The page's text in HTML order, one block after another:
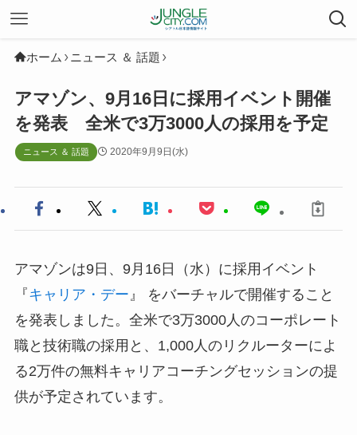
ホーム ニュース ＆ 話題
アマゾン、9月16日に採用イベント開催
を発表 全米で3万3000人の採用を予定
ニュース ＆ 話題 2020年9月9日(水)
アマゾンは9日、9月16日（水）に採用イベント
『キャリア・デー 』 をバーチャルで開催すること
を発表しました。全米で3万3000人のコーポレート
職と技術職の採用と、1,000人のリクルーターによ
る2万件の無料キャリアコーチングセッションの提
供が予定されています。